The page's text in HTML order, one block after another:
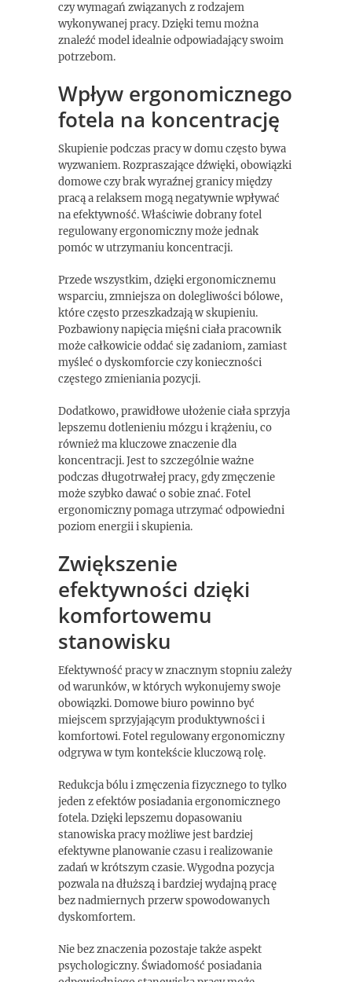
czy wymagań związanych z rodzajem
wykonywanej pracy. Dzięki temu można
znaleźć model idealnie odpowiadający swoim
potrzebom.
Wpływ ergonomicznego
fotela na koncentrację
Skupienie podczas pracy w domu często bywa
wyzwaniem. Rozpraszające dźwięki, obowiązki
domowe czy brak wyraźnej granicy między
pracą a relaksem mogą negatywnie wpływać
na efektywność. Właściwie dobrany fotel
regulowany ergonomiczny może jednak
pomóc w utrzymaniu koncentracji.
Przede wszystkim, dzięki ergonomicznemu
wsparciu, zmniejsza on dolegliwości bólowe,
które często przeszkadzają w skupieniu.
Pozbawiony napięcia mięśni ciała pracownik
może całkowicie oddać się zadaniom, zamiast
myśleć o dyskomforcie czy konieczności
częstego zmieniania pozycji.
Dodatkowo, prawidłowe ułożenie ciała sprzyja
lepszemu dotlenieniu mózgu i krążeniu, co
również ma kluczowe znaczenie dla
koncentracji. Jest to szczególnie ważne
podczas długotrwałej pracy, gdy zmęczenie
może szybko dawać o sobie znać. Fotel
ergonomiczny pomaga utrzymać odpowiedni
poziom energii i skupienia.
Zwiększenie
efektywności dzięki
komfortowemu
stanowisku
Efektywność pracy w znacznym stopniu zależy
od warunków, w których wykonujemy swoje
obowiązki. Domowe biuro powinno być
miejscem sprzyjającym produktywności i
komfortowi. Fotel regulowany ergonomiczny
odgrywa w tym kontekście kluczową rolę.
Redukcja bólu i zmęczenia fizycznego to tylko
jeden z efektów posiadania ergonomicznego
fotela. Dzięki lepszemu dopasowaniu
stanowiska pracy możliwe jest bardziej
efektywne planowanie czasu i realizowanie
zadań w krótszym czasie. Wygodna pozycja
pozwala na dłuższą i bardziej wydajną pracę
bez nadmiernych przerw spowodowanych
dyskomfortem.
Nie bez znaczenia pozostaje także aspekt
psychologiczny. Świadomość posiadania